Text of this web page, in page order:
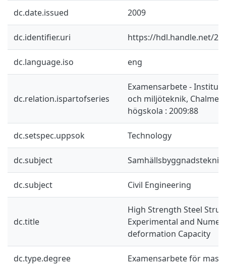
dc.date.issued 2009
dc.identifier.uri https://hdl.handle.net/
dc.language.iso eng
dc.relation.ispartofseries
Examensarbete -
och miljöteknik,
högskola : 2009:88
dc.setspec.uppsok Technology
dc.subject Samhällsbyggnadsteknik
dc.subject Civil Engineering
dc.title
High Strength Steel
Experimental and
deformation Capacity
dc.type.degree Examensarbete för